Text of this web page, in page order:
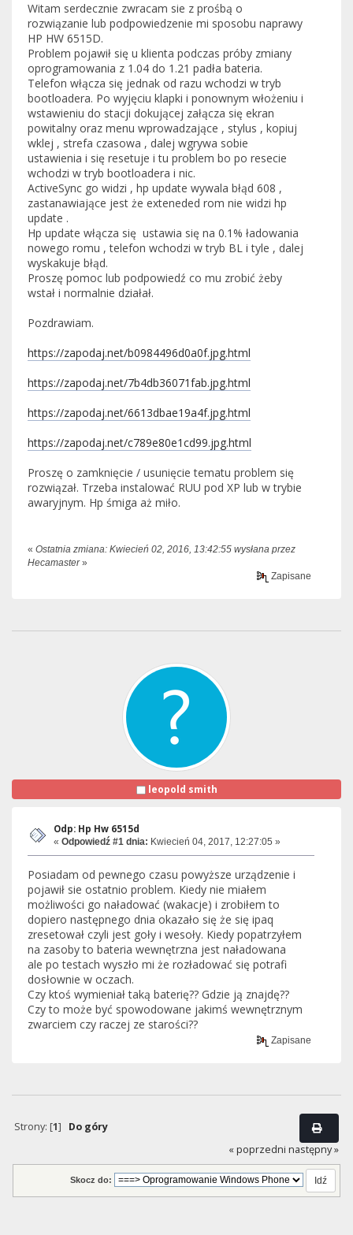
Witam serdecznie zwracam sie z prośbą o
rozwiązanie lub podpowiedzenie mi sposobu naprawy
HP HW 6515D.
Problem pojawił się u klienta podczas próby zmiany
oprogramowania z 1.04 do 1.21 padła bateria.
Telefon włącza się jednak od razu wchodzi w tryb
bootloadera. Po wyjęciu klapki i ponownym włożeniu i
wstawieniu do stacji dokującej załącza się ekran
powitalny oraz menu wprowadzające , stylus , kopiuj
wklej , strefa czasowa , dalej wgrywa sobie
ustawienia i się resetuje i tu problem bo po resecie
wchodzi w tryb bootloadera i nic.
ActiveSync go widzi , hp update wywala błąd 608 ,
zastanawiające jest że exteneded rom nie widzi hp
update .
Hp update włącza się ustawia się na 0.1% ładowania
nowego romu , telefon wchodzi w tryb BL i tyle , dalej
wyskakuje błąd.
Proszę pomoc lub podpowiedź co mu zrobić żeby
wstał i normalnie działał.
Pozdrawiam.
https://zapodaj.net/b0984496d0a0f.jpg.html
https://zapodaj.net/7b4db36071fab.jpg.html
https://zapodaj.net/6613dbae19a4f.jpg.html
https://zapodaj.net/c789e80e1cd99.jpg.html
Proszę o zamknięcie / usunięcie tematu problem się
rozwiązał. Trzeba instalować RUU pod XP lub w trybie
awaryjnym. Hp śmiga aż miło.
« Ostatnia zmiana: Kwiecień 02, 2016, 13:42:55 wysłana przez
Hecamaster»
Zapisane
leopold smith
Odp: Hp Hw 6515d
« Odpowiedź #1 dnia: Kwiecień 04, 2017, 12:27:05 »
Posiadam od pewnego czasu powyższe urządzenie i
pojawił sie ostatnio problem. Kiedy nie miałem
możliwości go naładować (wakacje) i zrobiłem to
dopiero następnego dnia okazało się że się ipaq
zresetował czyli jest goły i wesoły. Kiedy popatrzyłem
na zasoby to bateria wewnętrzna jest naładowana
ale po testach wyszło mi że rozładować się potrafi
dosłownie w oczach.
Czy ktoś wymieniał taką baterię?? Gdzie ją znajdę??
Czy to może być spowodowane jakimś wewnętrznym
zwarciem czy raczej ze starości??
Zapisane
Strony: [1] Do góry
« poprzedni następny »
Skocz do: